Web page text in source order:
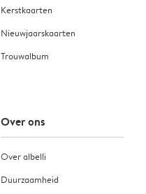
Kerstkaarten
Nieuwjaarskaarten
Trouwalbum
Over ons
Over albelli
Duurzaamheid